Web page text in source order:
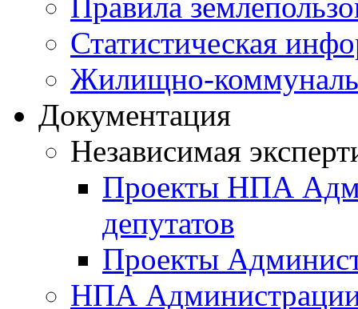
Правила
Статистическая
Жилищно-
Документация
Независимая
Проекты НПА
депутатов
Проекты
НПА